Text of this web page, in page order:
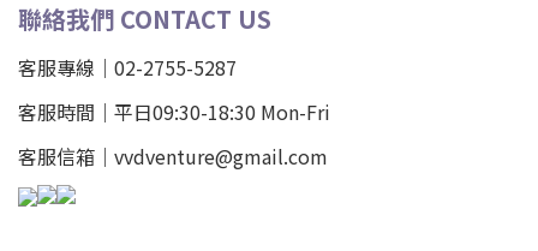
聯絡我們 CONTACT US
客服專線｜02-2755-5287
客服時間｜平日09:30-18:30 Mon-Fri
客服信箱｜vvdventure@gmail.com